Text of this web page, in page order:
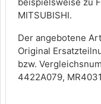
MITSUBISHI.
Der angebotene
Original
bzw.
4422A079,